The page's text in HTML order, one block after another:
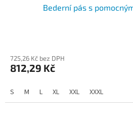
Bederní pás s
725,26 Kč bez DPH
812,29 Kč
S M L XL XXL XXXL